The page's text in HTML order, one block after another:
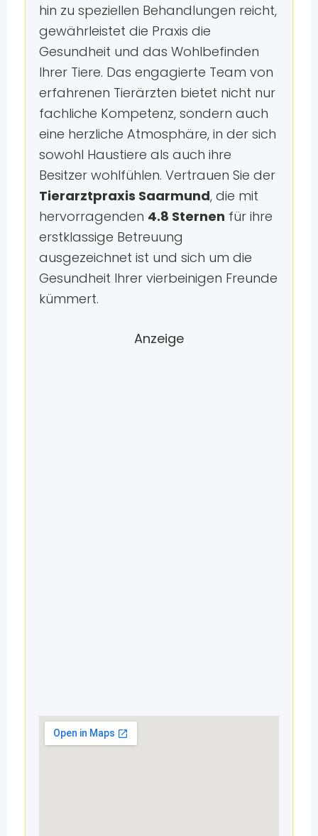
hin zu speziellen Behandlungen reicht,
gewährleistet die Praxis die
Gesundheit und das Wohlbefinden
Ihrer Tiere. Das engagierte Team von
erfahrenen Tierärzten bietet nicht nur
fachliche Kompetenz, sondern auch
eine herzliche Atmosphäre, in der sich
sowohl Haustiere als auch ihre
Besitzer wohlfühlen. Vertrauen Sie der
Tierarztpraxis Saarmund, die mit
hervorragenden 4.8 Sternen für ihre
erstklassige Betreuung
ausgezeichnet ist und sich um die
Gesundheit Ihrer vierbeinigen Freunde
kümmert.
Anzeige